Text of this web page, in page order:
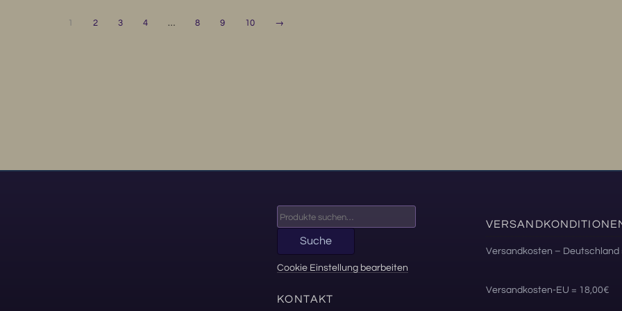
1 2 3 4 … 8 9 10 →
nach:
Suche
Cookie Einstellung bearbeiten
KONTAKT
Versandkosten – Deutschland
Versandkosten-EU = 18,00€